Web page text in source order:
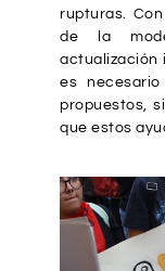
rupturas.
de la
actualización
es
propuestos,
que estos